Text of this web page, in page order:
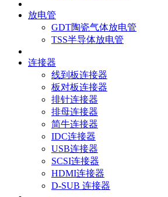
放电管
GDT陶瓷气体放电管
TSS半导体放电管
连接器
线到板连接器
板对板连接器
排针连接器
排母连接器
简牛连接器
IDC连接器
USB连接器
SCSI连接器
HDMI连接器
D-SUB 连接器